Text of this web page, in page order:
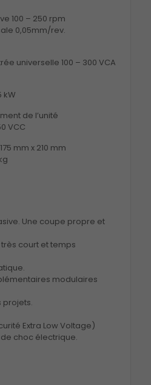
100 – 250 rpm
0,05mm/rev.
universelle 100 – 300 VCA
kW
de l’unité
VCC
mm x 210 mm
Une coupe propre et
court et temps
modulaires
projets.
Extra Low Voltage)
choc électrique.